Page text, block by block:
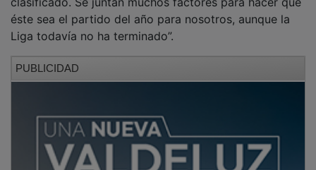
éste sea el partido del año para nosotros, aunque la
Liga todavía no ha terminado”.